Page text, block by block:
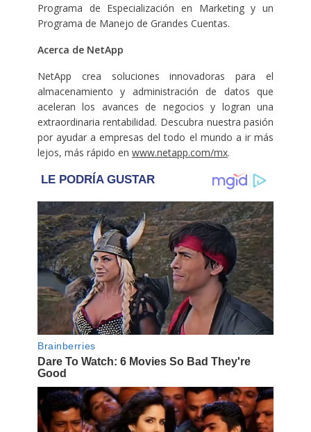
Programa de Especialización en Marketing y un
Programa de Manejo de Grandes Cuentas.
Acerca de NetApp
NetApp crea soluciones innovadoras para el
almacenamiento y administración de datos que
aceleran los avances de negocios y logran una
extraordinaria rentabilidad. Descubra nuestra pasión
por ayudar a empresas del todo el mundo a ir más
lejos, más rápido en www.netapp.com/mx.